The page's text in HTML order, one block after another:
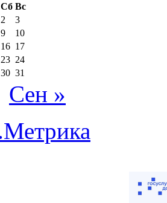
Сб Вс
2
3
9
10
16 17
23 24
30 31
Сен »